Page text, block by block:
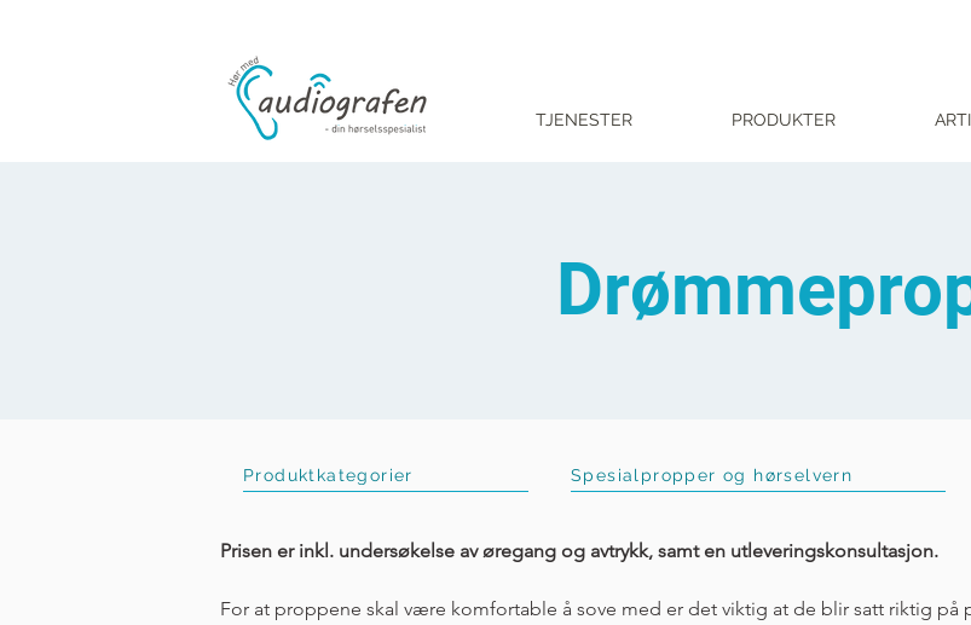
TJENESTER PRODUKTER
Produktkategorier Spesialpropper og hørselvern
Prisen er inkl. undersøkelse av øregang og avtrykk, samt en utleveringskonsultasjon.
For at proppene skal være komfortable å sove med er det viktig at de blir satt riktig